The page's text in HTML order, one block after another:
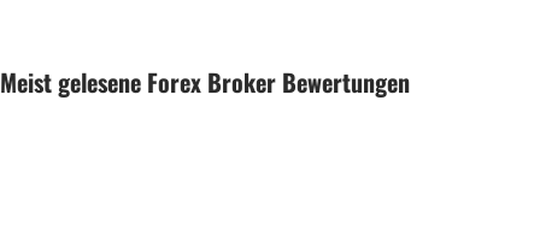
Meist gelesene Forex Broker Bewertungen